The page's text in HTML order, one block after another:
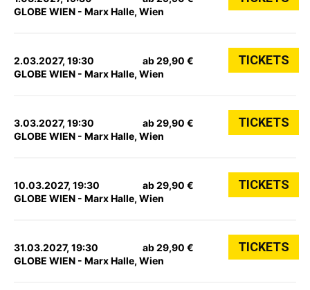
GLOBE WIEN - Marx Halle, Wien
2.03.2027, 19:30
GLOBE WIEN - Marx Halle, Wien
ab 29,90 € TICKETS
3.03.2027, 19:30
GLOBE WIEN - Marx Halle, Wien
ab 29,90 € TICKETS
10.03.2027, 19:30
GLOBE WIEN - Marx Halle, Wien
ab 29,90 € TICKETS
31.03.2027, 19:30
GLOBE WIEN - Marx Halle, Wien
ab 29,90 € TICKETS